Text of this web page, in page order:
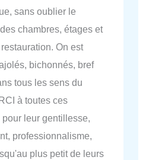
sans oublier le
chambres, étages et
On est
bichonnés, bref
tous les sens du
à toutes ces
leur gentillesse,
professionnalisme,
plus petit de leurs